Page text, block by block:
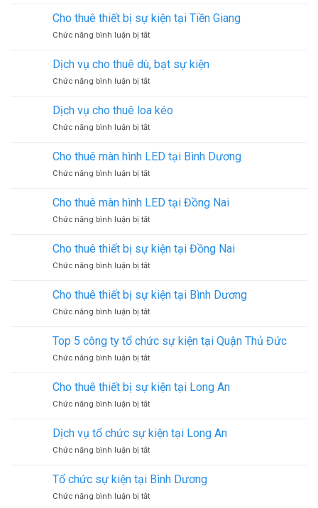
Dĩ
Dương
tại
Vĩnh
Long
vụ
tổ
chức
kiện
tại
Tỉnh
Giang
Cho thuê thiết bị sự kiện tại Tiền Giang
Chức năng bình luận bị tắtở
thuê
thiết
bị
kiện
Tiền
Dịch vụ cho thuê dù, bạt sự kiện
Chức năng bình luận bị tắtở
vụ
cho
thuê
bạt
kiện
Dịch vụ cho thuê loa kéo
Chức năng bình luận bị tắtở
vụ
cho
thuê
kéo
Cho thuê màn hình LED tại Bình Dương
Chức năng bình luận bị tắtở
thuê
màn
hình
tại
Bình
Dương
Cho thuê màn hình LED tại Đồng Nai
Chức năng bình luận bị tắtở
thuê
màn
hình
tại
Đồng
Nai
Cho thuê thiết bị sự kiện tại Đồng Nai
Chức năng bình luận bị tắtở
thuê
thiết
bị
kiện
Đồng
Cho thuê thiết bị sự kiện tại Bình Dương
Chức năng bình luận bị tắtở
thuê
thiết
bị
kiện
Bình
Top 5 công ty tổ chức sự kiện tại Quận Thủ Đức
Chức năng bình luận bị tắtở
5
công
ty
chức
kiện
Quận
Đức
Cho thuê thiết bị sự kiện tại Long An
Chức năng bình luận bị tắtở
thuê
thiết
bị
kiện
Long
Dịch vụ tổ chức sự kiện tại Long An
Chức năng bình luận bị tắtở
vụ
tổ
chức
Tổ chức sự kiện tại Bình Dương
Chức năng bình luận bị tắtở